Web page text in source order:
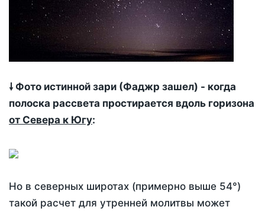
🠗 Фото истинной зари (Фаджр зашел) - когда
полоска рассвета простирается вдоль горизона
от Севера к Югу:
Но в северных широтах (примерно выше 54°)
такой расчет для утренней молитвы может